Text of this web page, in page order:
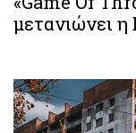
μετανιώνει